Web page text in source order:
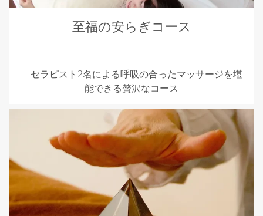
至福の安らぎコース
セラピスト2名による呼吸の合ったマッサージを堪
能できる贅沢なコース